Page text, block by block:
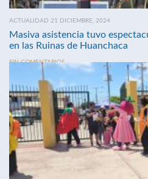
ACTUALIDAD 21 DICIEMBRE, 2024
Masiva asistencia tuvo
en las Ruinas de Huanchaca
SIN COMENTARIOS